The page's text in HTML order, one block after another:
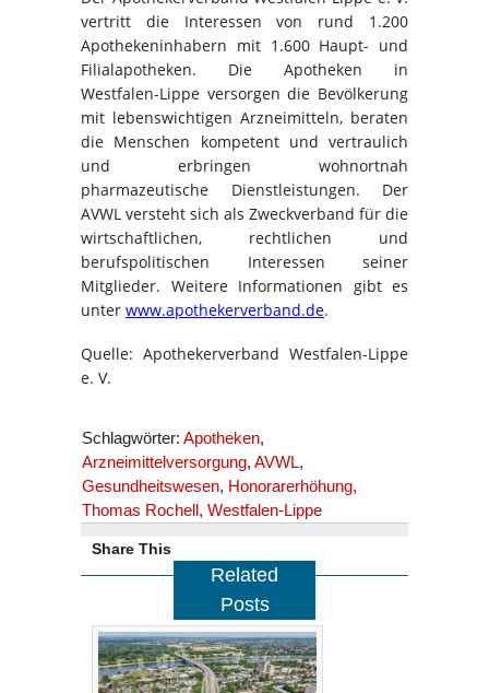
vertritt die Interessen von rund 1.200
Apothekeninhabern mit 1.600 Haupt- und
Filialapotheken. Die Apotheken in
Westfalen-Lippe versorgen die Bevölkerung
mit lebenswichtigen Arzneimitteln, beraten
die Menschen kompetent und vertraulich
und erbringen wohnortnah
pharmazeutische Dienstleistungen. Der
AVWL versteht sich als Zweckverband für die
wirtschaftlichen, rechtlichen und
berufspolitischen Interessen seiner
Mitglieder. Weitere Informationen gibt es
unter www.apothekerverband.de.
Quelle: Apothekerverband Westfalen-Lippe
e. V.
Schlagwörter: Apotheken,
Arzneimittelversorgung, AVWL,
Gesundheitswesen, Honorarerhöhung,
Thomas Rochell, Westfalen-Lippe
Share This
Related
Posts